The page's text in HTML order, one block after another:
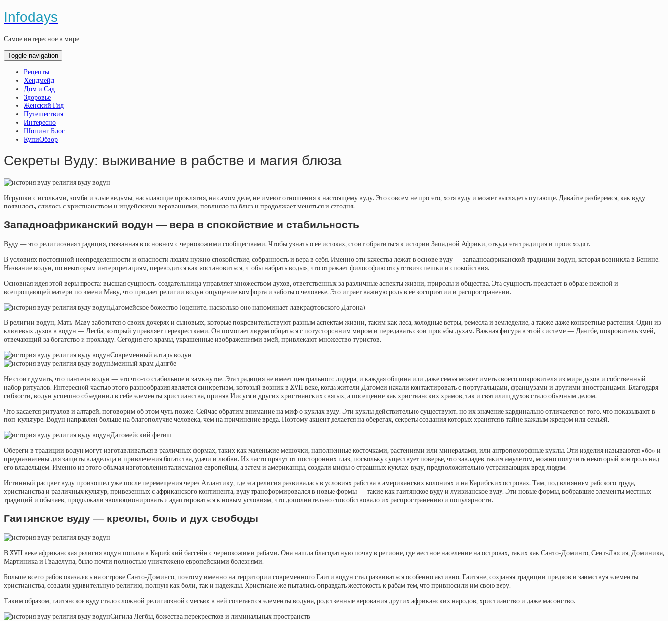
Infodays
Самое интересное в мире
Toggle navigation
Рецепты
Хендмейд
Дом и Сад
Здоровье
Женский Гид
Путешествия
Интересно
Шопинг Блог
КупиОбзор
Секреты Вуду: выживание в рабстве и магия блюза
Игрушки с иголками, зомби и злые ведьмы, насылающие проклятия, на самом деле, не имеют отношения к настоящему вуду. Это совсем не про это, хотя вуду и может выглядеть пугающе. Давайте разберемся, как вуду
появилось, слилось с христианством и индейскими верованиями, повлияло на блюз и продолжает меняться и сегодня.
Западноафриканский водун — вера в спокойствие и стабильность
Вуду — это религиозная традиция, связанная в основном с чернокожими сообществами. Чтобы узнать о её истоках, стоит обратиться к истории Западной Африки, откуда эта традиция и происходит.
В условиях постоянной неопределенности и опасности людям нужно спокойствие, собранность и вера в себя. Именно эти качества лежат в основе вуду — западноафриканской традиции водун, которая возникла в Бенине.
Название водун, по некоторым интерпретациям, переводится как «остановиться, чтобы набрать воды», что отражает философию отсутствия спешки и спокойствия.
Основная идея этой веры проста: высшая сущность-создательница управляет множеством духов, ответственных за различные аспекты жизни, природы и общества. Эта сущность предстает в образе нежной и
всепрощающей матери по имени Маву, что придает религии водун ощущение комфорта и заботы о человеке. Это играет важную роль в её восприятии и распространении.
Дагомейское божество (оцените, насколько оно напоминает лавкрафтовского Дагона)
В религии водун, Мать-Маву заботится о своих дочерях и сыновьях, которые покровительствуют разным аспектам жизни, таким как леса, холодные ветры, ремесла и земледелие, а также даже конкретные растения. Один из
ключевых духов в водун — Легба, который управляет перекрестками. Он помогает людям общаться с потусторонним миром и передавать свои просьбы духам. Важная фигура в этой системе — Дангбе, покровитель змей,
отвечающий за богатство и прохладу. Сегодня его храмы, украшенные изображениями змей, привлекают множество туристов.
Современный алтарь водун
Змеиный храм Дангбе
Не стоит думать, что пантеон водун — это что-то стабильное и замкнутое. Эта традиция не имеет центрального лидера, и каждая община или даже семья может иметь своего покровителя из мира духов и собственный
набор ритуалов. Интересной частью этого разнообразия является синкретизм, который возник в XVII веке, когда жители Дагомеи начали контактировать с португальцами, французами и другими иностранцами. Благодаря
гибкости, водун успешно объединил в себе элементы христианства, приняв Иисуса и других христианских святых, а посещение как христианских храмов, так и святилищ духов стало обычным делом.
Что касается ритуалов и алтарей, поговорим об этом чуть позже. Сейчас обратим внимание на миф о куклах вуду. Эти куклы действительно существуют, но их значение кардинально отличается от того, что показывают в
поп-культуре. Водун направлен больше на благополучие человека, чем на причинение вреда. Поэтому акцент делается на оберегах, секреты создания которых хранятся в тайне каждым жрецом или семьёй.
Дагомейский фетиш
Обереги в традиции водун могут изготавливаться в различных формах, таких как маленькие мешочки, наполненные косточками, растениями или минералами, или антропоморфные куклы. Эти изделия называются «бо» и
предназначены для защиты владельца и привлечения богатства, удачи и любви. Их часто прячут от посторонних глаз, поскольку существует поверье, что завладев таким амулетом, можно получить некоторый контроль над
его владельцем. Именно из этого обычая изготовления талисманов европейцы, а затем и американцы, создали мифы о страшных куклах-вуду, предположительно устраивающих вред людям.
Истинный расцвет вуду произошел уже после перемещения через Атлантику, где эта религия развивалась в условиях рабства в американских колониях и на Карибских островах. Там, под влиянием рабского труда,
христианства и различных культур, привезенных с африканского континента, вуду трансформировался в новые формы — такие как гаитянское вуду и луизианское вуду. Эти новые формы, вобравшие элементы местных
традиций и обычаев, продолжали эволюционировать и адаптироваться к новым условиям, что дополнительно способствовало их распространению и популярности.
Гаитянское вуду — креолы, боль и дух свободы
В XVII веке африканская религия водун попала в Карибский бассейн с чернокожими рабами. Она нашла благодатную почву в регионе, где местное население на островах, таких как Санто-Доминго, Сент-Люсия, Доминика,
Мартиника и Гваделупа, было почти полностью уничтожено европейскими болезнями.
Больше всего рабов оказалось на острове Санто-Доминго, поэтому именно на территории современного Гаити водун стал развиваться особенно активно. Гаитяне, сохраняя традиции предков и заимствуя элементы
христианства, создали удивительную религию, полную как боли, так и надежды. Христиане же пытались оправдать жестокость к рабам тем, что привносили им свою веру.
Таким образом, гаитянское вуду стало сложной религиозной смесью: в ней сочетаются элементы водуна, родственные верования других африканских народов, христианство и даже масонство.
Сигила Легбы, божества перекрестков и лиминальных пространств